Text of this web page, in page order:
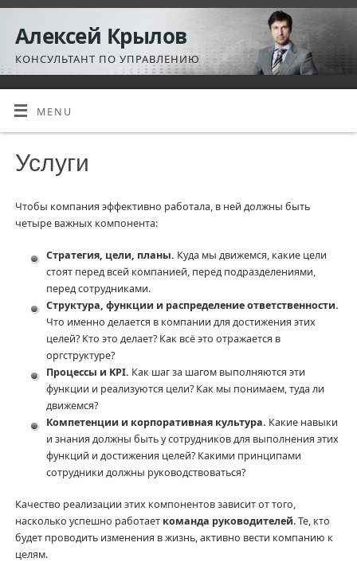
Алексей Крылов
КОНСУЛЬТАНТ ПО УПРАВЛЕНИЮ
MENU
Услуги
Чтобы компания эффективно работала, в ней должны быть
четыре важных компонента:
Стратегия, цели, планы. Куда мы движемся, какие цели
стоят перед всей компанией, перед подразделениями,
перед сотрудниками.
Структура, функции и распределение ответственности.
Что именно делается в компании для достижения этих
целей? Кто это делает? Как всё это отражается в
оргструктуре?
Процессы и KPI. Как шаг за шагом выполняются эти
функции и реализуются цели? Как мы понимаем, туда ли
движемся?
Компетенции и корпоративная культура. Какие навыки
и знания должны быть у сотрудников для выполнения этих
функций и достижения целей? Какими принципами
сотрудники должны руководствоваться?
Качество реализации этих компонентов зависит от того,
насколько успешно работает команда руководителей. Те, кто
будет проводить изменения в жизнь, активно вести компанию к
целям.